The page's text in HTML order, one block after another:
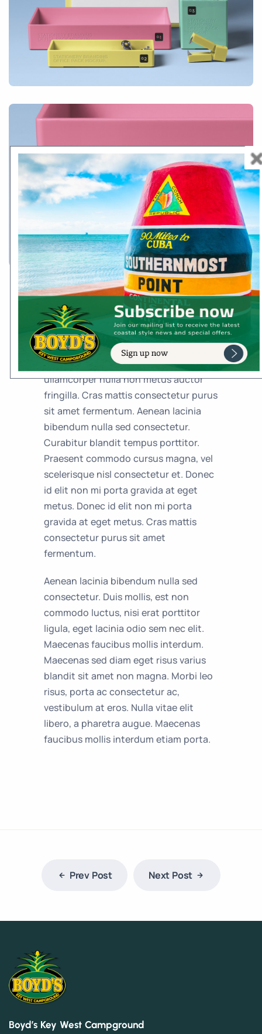
Quam Mollis Bibendum
Maecenas sed diam eget risus varius
blandit sit amet non magna. Donec
ullamcorper nulla non metus auctor
fringilla. Cras mattis consectetur purus
sit amet fermentum. Aenean lacinia
bibendum nulla sed consectetur.
Curabitur blandit tempus porttitor.
Praesent commodo cursus magna, vel
scelerisque nisl consectetur et. Donec
id elit non mi porta gravida at eget
metus. Donec id elit non mi porta
gravida at eget metus. Cras mattis
consectetur purus sit amet
fermentum.
Aenean lacinia bibendum nulla sed
consectetur. Duis mollis, est non
commodo luctus, nisi erat porttitor
ligula, eget lacinia odio sem nec elit.
Maecenas faucibus mollis interdum.
Maecenas sed diam eget risus varius
blandit sit amet non magna. Morbi leo
risus, porta ac consectetur ac,
vestibulum at eros. Nulla vitae elit
libero, a pharetra augue. Maecenas
faucibus mollis interdum etiam porta.
Prev Post Next Post
Boyd’s Key West Campground